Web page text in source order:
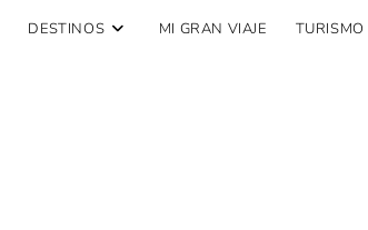
DESTINOS MI GRAN VIAJE